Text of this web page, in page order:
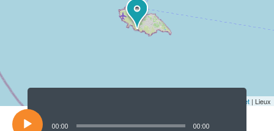
Leaflet | Lieux
Lecteur
00:00 00:00